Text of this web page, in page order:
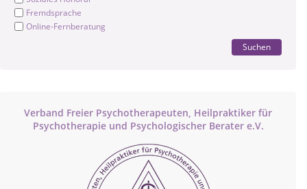
Fremdsprache
Online-Fernberatung
Suchen
Verband Freier Psychotherapeuten, Heilpraktiker für
Psychotherapie und Psychologischer Berater e.V.